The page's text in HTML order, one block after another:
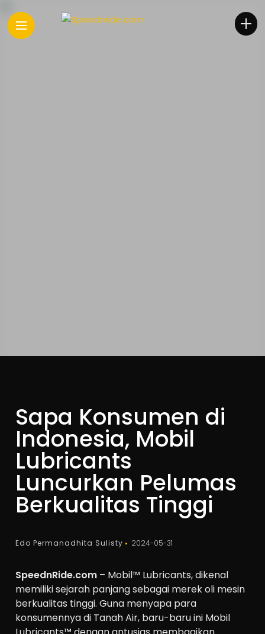
Sapa Konsumen di
Indonesia, Mobil
Lubricants
Luncurkan Pelumas
Berkualitas Tinggi
Edo Permanadhita Sulisty 2024-05-31
SpeednRide.com – Mobil™ Lubricants, dikenal
memiliki sejarah panjang sebagai merek oli mesin
berkualitas tinggi. Guna menyapa para
konsumennya di Tanah Air, baru-baru ini Mobil